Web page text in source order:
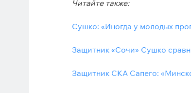
Читайте также:
Сушко: «Иногда у молодых
Защитник «Сочи» Сушко
Защитник СКА Сапего: